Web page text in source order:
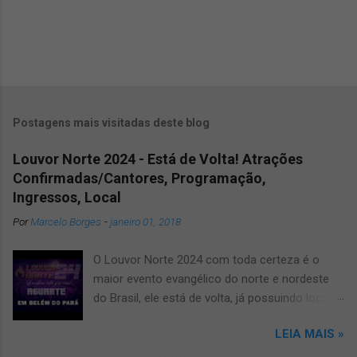
Postagens mais visitadas deste blog
Louvor Norte 2024 - Está de Volta! Atrações
Confirmadas/Cantores, Programação,
Ingressos, Local
PorMarcelo Borges -janeiro 01, 2018
O Louvor Norte 2024 com toda certeza é o
maior evento evangélico do norte e nordeste
do Brasil, ele está de volta, já possuindo local
novíssimo estádio Mangueirão. Informamos
LEIA MAIS »